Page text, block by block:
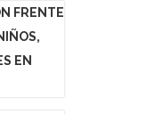
FRENTE
EN